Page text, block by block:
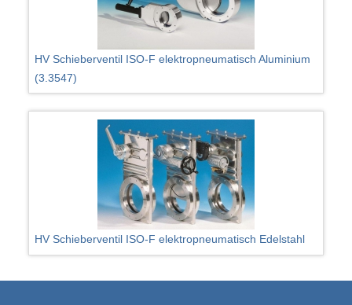
HV Schieberventil ISO-F elektropneumatisch Aluminium
(3.3547)
HV Schieberventil ISO-F elektropneumatisch Edelstahl